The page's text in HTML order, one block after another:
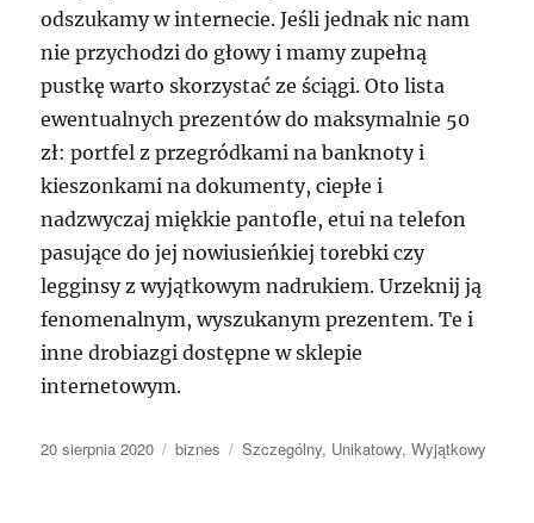
odszukamy w internecie. Jeśli jednak nic nam
nie przychodzi do głowy i mamy zupełną
pustkę warto skorzystać ze ściągi. Oto lista
ewentualnych prezentów do maksymalnie 50
zł: portfel z przegródkami na banknoty i
kieszonkami na dokumenty, ciepłe i
nadzwyczaj miękkie pantofle, etui na telefon
pasujące do jej nowiusieńkiej torebki czy
legginsy z wyjątkowym nadrukiem. Urzeknij ją
fenomenalnym, wyszukanym prezentem. Te i
inne drobiazgi dostępne w sklepie
internetowym.
Data
20 sierpnia 2020 Kategorie
biznes Tagi
Szczególny, Unikatowy,Wyjątkowy